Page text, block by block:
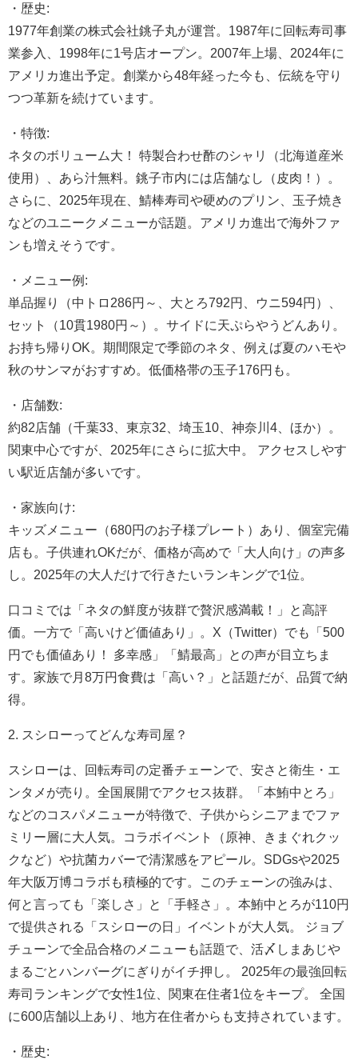
・歴史:
1977年創業の株式会社銚子丸が運営。1987年に回転寿司事
業参入、1998年に1号店オープン。2007年上場、2024年に
アメリカ進出予定。創業から48年経った今も、伝統を守り
つつ革新を続けています。
・特徴:
ネタのボリューム大！ 特製合わせ酢のシャリ（北海道産米
使用）、あら汁無料。銚子市内には店舗なし（皮肉！）。
さらに、2025年現在、鯖棒寿司や硬めのプリン、玉子焼き
などのユニークメニューが話題。アメリカ進出で海外ファ
ンも増えそうです。
・メニュー例:
単品握り（中トロ286円～、大とろ792円、ウニ594円）、
セット（10貫1980円～）。サイドに天ぷらやうどんあり。
お持ち帰りOK。期間限定で季節のネタ、例えば夏のハモや
秋のサンマがおすすめ。低価格帯の玉子176円も。
・店舗数:
約82店舗（千葉33、東京32、埼玉10、神奈川4、ほか）。
関東中心ですが、2025年にさらに拡大中。 アクセスしやす
い駅近店舗が多いです。
・家族向け:
キッズメニュー（680円のお子様プレート）あり、個室完備
店も。子供連れOKだが、価格が高めで「大人向け」の声多
し。2025年の大人だけで行きたいランキングで1位。
口コミでは「ネタの鮮度が抜群で贅沢感満載！」と高評
価。一方で「高いけど価値あり」。X（Twitter）でも「500
円でも価値あり！ 多幸感」「鯖最高」との声が目立ちま
す。家族で月8万円食費は「高い？」と話題だが、品質で納
得。
2. スシローってどんな寿司屋？
スシローは、回転寿司の定番チェーンで、安さと衛生・エ
ンタメが売り。全国展開でアクセス抜群。「本鮪中とろ」
などのコスパメニューが特徴で、子供からシニアまでファ
ミリー層に大人気。コラボイベント（原神、きまぐれクッ
クなど）や抗菌カバーで清潔感をアピール。SDGsや2025
年大阪万博コラボも積極的です。このチェーンの強みは、
何と言っても「楽しさ」と「手軽さ」。本鮪中とろが110円
で提供される「スシローの日」イベントが大人気。 ジョブ
チューンで全品合格のメニューも話題で、活〆しまあじや
まるごとハンバーグにぎりがイチ押し。 2025年の最強回転
寿司ランキングで女性1位、関東在住者1位をキープ。 全国
に600店舗以上あり、地方在住者からも支持されています。
・歴史: